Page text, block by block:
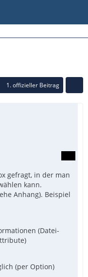
1. offizieller Beitrag
gefragt, in der man
kann.
Anhang). Beispiel
(Datei-
(per Option)